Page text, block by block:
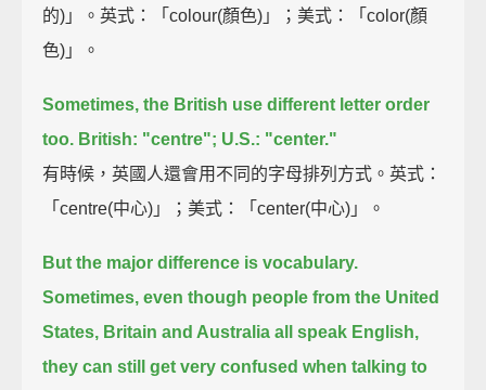
的)」。英式：「colour(顏色)」；美式：「color(顏
色)」。
Sometimes, the British use different letter order
too. British: "centre"; U.S.: "center."
有時候，英國人還會用不同的字母排列方式。英式：
「centre(中心)」；美式：「center(中心)」。
But the major difference is vocabulary.
Sometimes, even though people from the United
States, Britain and Australia all speak English,
they can still get very confused when talking to